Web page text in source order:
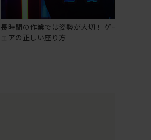
長時間の作業では姿勢が大切！ ゲーミングチ
ェアの正しい座り方